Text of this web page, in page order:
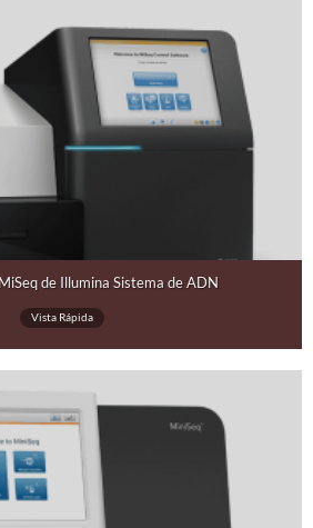
de Illumina Sistema de ADN
Vista Rápida